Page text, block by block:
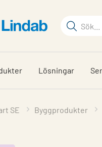
Sökord
på
sajten
Lösningar
SE Byggprodukter